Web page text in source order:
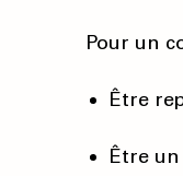
Pour un
Être
Être